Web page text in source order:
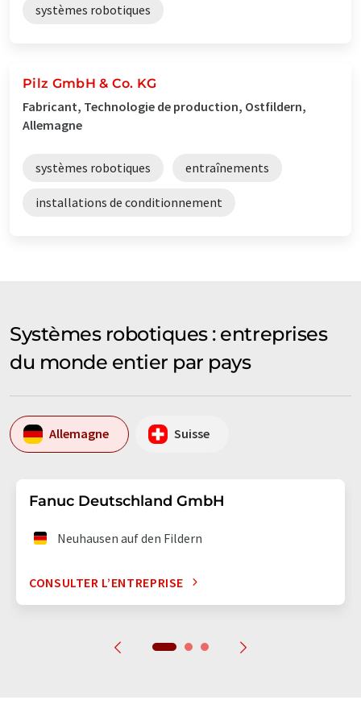
systèmes robotiques
Pilz GmbH & Co. KG
Fabricant, Technologie de production, Ostfildern,
Allemagne
systèmes robotiques entraînements
installations de conditionnement
Systèmes robotiques : entreprises
du monde entier par pays
Allemagne Suisse
Fanuc Deutschland GmbH
Neuhausen auf den Fildern
CONSULTER L’ENTREPRISE